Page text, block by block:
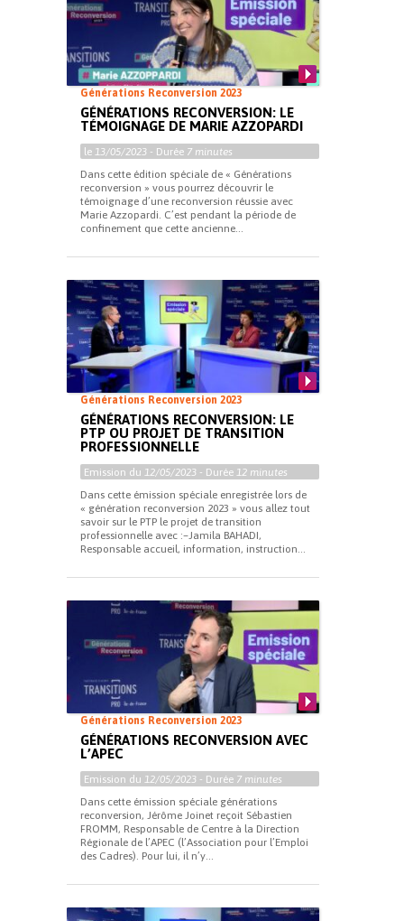
Générations Reconversion 2023
GÉNÉRATIONS RECONVERSION: LE
TÉMOIGNAGE DE MARIE AZZOPARDI
le 13/05/2023 - Durée 7 minutes
Dans cette édition spéciale de « Générations
reconversion » vous pourrez découvrir le
témoignage d’une reconversion réussie avec
Marie Azzopardi. C’est pendant la période de
confinement que cette ancienne...
Générations Reconversion 2023
GÉNÉRATIONS RECONVERSION: LE
PTP OU PROJET DE TRANSITION
PROFESSIONNELLE
Emission du 12/05/2023 - Durée 12 minutes
Dans cette émission spéciale enregistrée lors de
« génération reconversion 2023 » vous allez tout
savoir sur le PTP le projet de transition
professionnelle avec :–Jamila BAHADI,
Responsable accueil, information, instruction...
Générations Reconversion 2023
GÉNÉRATIONS RECONVERSION AVEC
L’APEC
Emission du 12/05/2023 - Durée 7 minutes
Dans cette émission spéciale générations
reconversion, Jérôme Joinet reçoit Sébastien
FROMM, Responsable de Centre à la Direction
Régionale de l’APEC (l’Association pour l’Emploi
des Cadres). Pour lui, il n’y...